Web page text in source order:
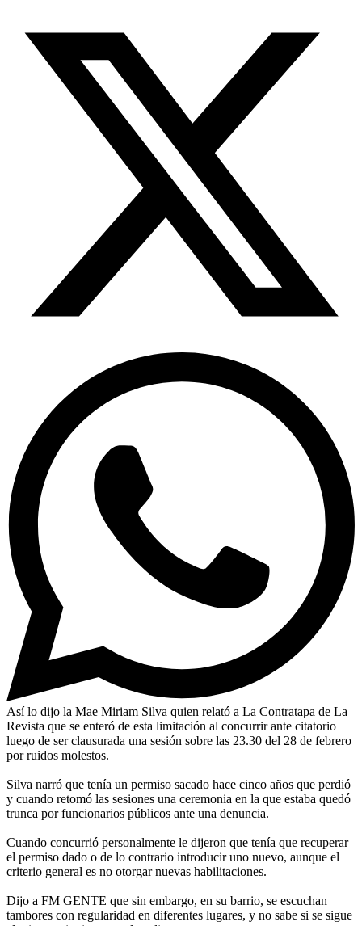
Así lo dijo la Mae Miriam Silva quien relató a La Contratapa de La
Revista que se enteró de esta limitación al concurrir ante citatorio
luego de ser clausurada una sesión sobre las 23.30 del 28 de febrero
por ruidos molestos.
Silva narró que tenía un permiso sacado hace cinco años que perdió
y cuando retomó las sesiones una ceremonia en la que estaba quedó
trunca por funcionarios públicos ante una denuncia.
Cuando concurrió personalmente le dijeron que tenía que recuperar
el permiso dado o de lo contrario introducir uno nuevo, aunque el
criterio general es no otorgar nuevas habilitaciones.
Dijo a FM GENTE que sin embargo, en su barrio, se escuchan
tambores con regularidad en diferentes lugares, y no sabe si se sigue